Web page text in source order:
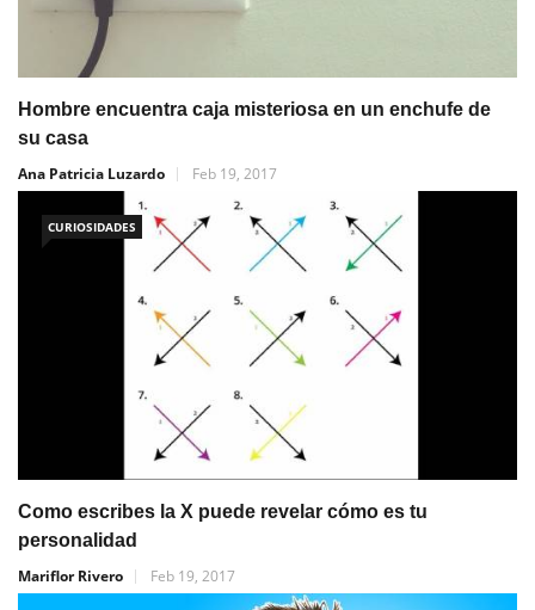
Hombre encuentra caja misteriosa en un enchufe de
su casa
Ana Patricia Luzardo
Feb 19, 2017
CURIOSIDADES
Como escribes la X puede revelar cómo es tu
personalidad
Mariflor Rivero
Feb 19, 2017